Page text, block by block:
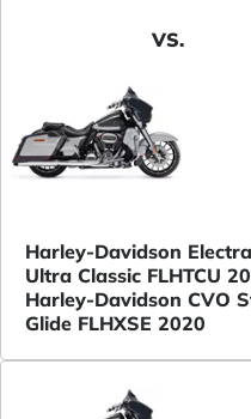
VS.
Harley-Davidson
Ultra Classic FLHTCU
Harley-Davidson CVO
Glide FLHXSE 2020